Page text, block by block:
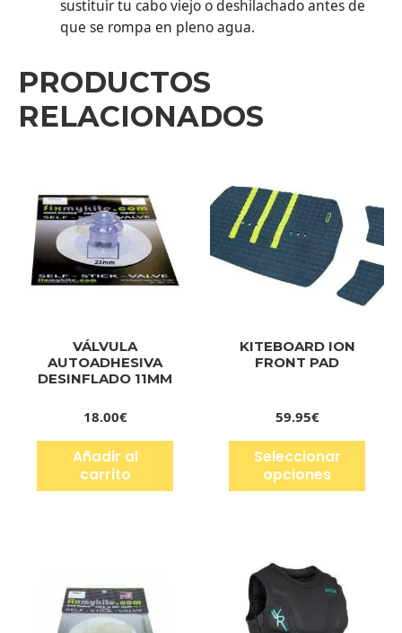
sustituir tu cabo viejo o deshilachado antes de
que se rompa en pleno agua.
PRODUCTOS
RELACIONADOS
VÁLVULA
AUTOADHESIVA
DESINFLADO 11MM
18.00€
Añadir al
carrito
KITEBOARD ION
FRONT PAD
59.95€
Seleccionar
opciones